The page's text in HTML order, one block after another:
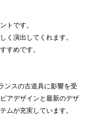
トです。
く演出してくれます。
すめです。
ンスの古道具に影響を受
アデザインと最新のデザ
ムが充実しています。